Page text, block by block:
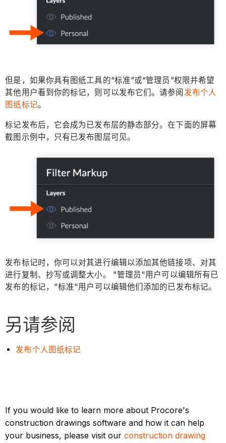
但是，如果你具有图纸工具的“标准”或“管理员”权限并希望
其他用户看到你的标记，则可以发布它们。请参阅 发布个人
图纸标记。
标记发布后，它会成为已发布层的静态部分。在下面的屏幕
截图示例中，只有已发布图层可见。
发布标记时，你可以对其进行编辑以添加其他链接项、对其
进行复制、抄写或调整大小。 "管理员"用户可以编辑所有已
发布的标记，"标准"用户可以编辑他们添加的已发布标记。
另请参阅
发布个人图纸标记
If you would like to learn more about Procore's
construction drawings software and how it can help
your business, please visit ourconstruction drawing